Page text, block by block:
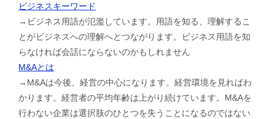
ビジネスキーワード
→ビジネス用語が氾濫しています。用語を知る、理解するこ
とがビジネスへの理解へとつながります。ビジネス用語を知
らなければ会話にならないのかもしれません
M&Aとは
→M&Aは今後、経営の中心になります。経営環境を見ればわ
かります。経営者の平均年齢は上がり続けています。M&Aを
行わない企業は選択肢のひとつを失うことになるのではない